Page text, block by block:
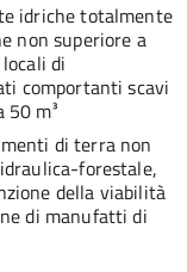
idriche totalmente
non superiore a
di
comportanti scavi
m³
di terra non
forestale,
della viabilità
di manufatti di